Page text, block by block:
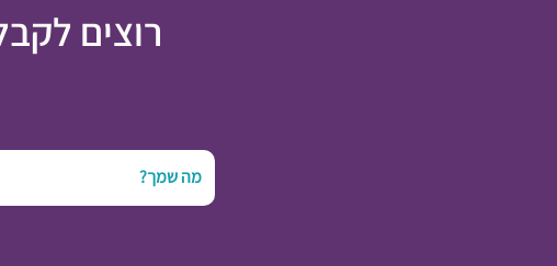
רוצים